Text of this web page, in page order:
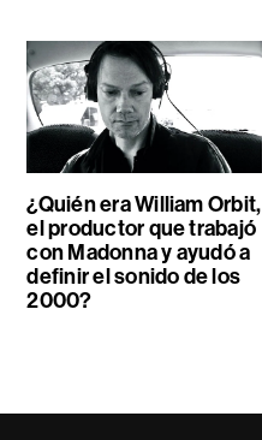
¿Quién era William Orbit,
el productor que trabajó
con Madonna y ayudó a
definir el sonido de los
2000?